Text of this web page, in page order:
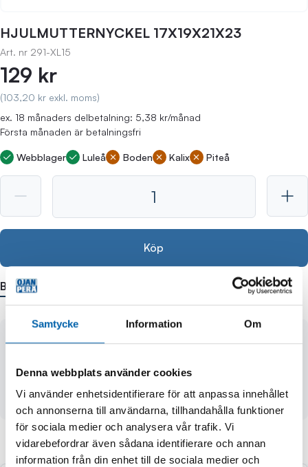
Samtycke Information Om
Denna webbplats använder cookies
Vi använder enhetsidentifierare för att anpassa innehållet
och annonserna till användarna, tillhandahålla funktioner
för sociala medier och analysera vår trafik. Vi
vidarebefordrar även sådana identifierare och annan
information från din enhet till de sociala medier och
HJULMUTTERNYCKEL 17X19X21X23
Art. nr 291-XL15
129 kr
(103,20 kr exkl. moms)
ex. 18 månaders delbetalning: 5,38 kr/månad
Första månaden är betalningsfri
Webblager Luleå Boden Kalix Piteå
Köp
Beskrivning
Teleskopnyckel. Innehåller två hylsor: 17/19 och 21/23mm.
möjliggör användning av fler storlekar av hylsor än de som
medföljer.
Andra köpte även